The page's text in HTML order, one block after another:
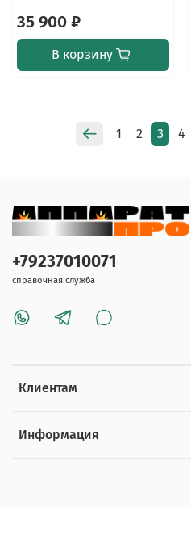
35 900 ₽
В корзину
1 2 3 4
Клиентам
Информация
+79237010071
справочная служба